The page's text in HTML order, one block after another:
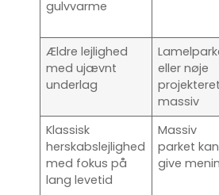
gulvvarme
Ældre lejlighed
med ujævnt
underlag
eller nøje
projekteret
massiv
Klassisk
herskabslejlighed
med fokus på
lang levetid
Massiv
parket kan
give